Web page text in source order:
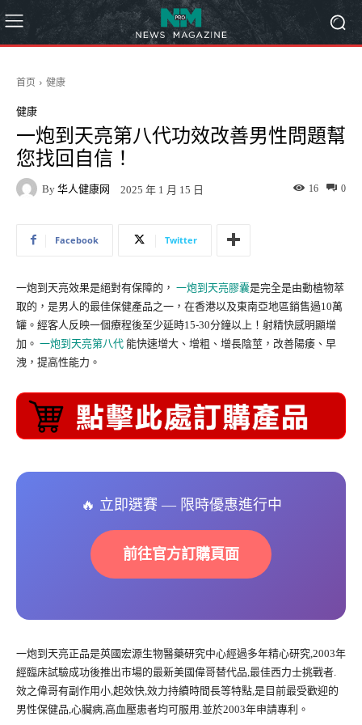
首页 健康
健康
一炮到天亮第八代功效改善男性問題幫
您找回自信！
By 华人健康网 2025 年 1 月 15 日 0
16
Facebook Twitter
一炮到天亮效果是絕對有保障的， 一炮到天亮膠囊是完全是由動植物萃
取的，是男人的最佳保健產品之一，在香港以及東南亞地區銷售過10萬
罐。經客人反映一個療程後至少延時15-30分鐘以上！射精快感明顯增
加。 一炮到天亮第八代 能快速增大、增粗、增長陰莖，改善陽痿、早
洩，提高性能力。
🔥 立即選賽 — 限時優惠進行中
前往官方訂購頁面
一炮到天亮正品是英國宏源生物醫藥研究中心經過多年精心研究,2003年
經臨床試驗成功後推出市場的最新美國偉哥替代品,最佳西力士挑戰者.
效之偉哥有副作用小,起效快,效力持續時間長等特點,是目前最受歡迎的
男性保健品,心臟病,高血壓患者均可服用.並於2003年申請專利。